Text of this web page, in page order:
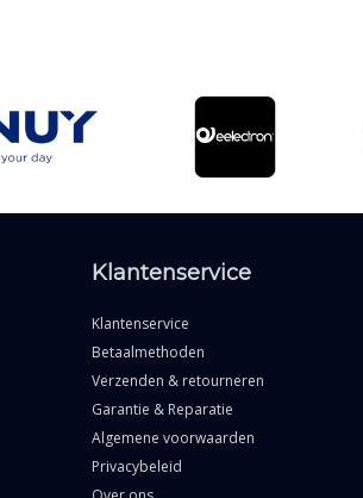
Klantenservice
Klantenservice
Betaalmethoden
Verzenden & retourneren
Garantie & Reparatie
Algemene voorwaarden
Privacybeleid